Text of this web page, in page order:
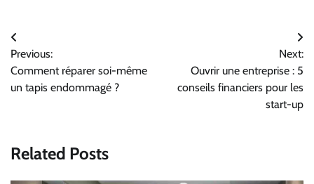
Navigation
de
l’article
Previous:
Comment réparer soi-même
un tapis endommagé ?
Next:
Ouvrir une entreprise : 5
conseils financiers pour les
start-up
Related Posts